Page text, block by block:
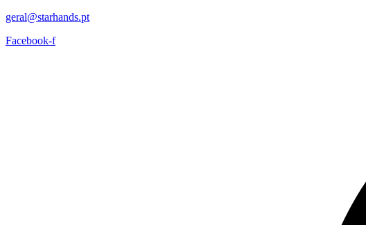
geral@starhands.pt
Facebook-f